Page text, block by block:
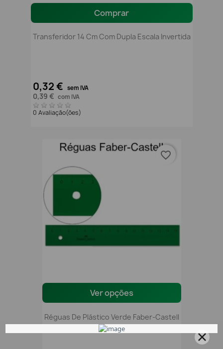
Comprar
Transferidor 14 Cm Com Dupla Escala Invertida
0,32 € sem IVA
0,39 € com IVA
0 Avaliação(ões)
Ver opções
Réguas De Plástico Verde Faber-Castell
favorite_border